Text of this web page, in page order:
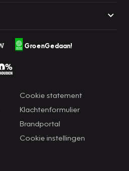
GroenGedaan!
Cookie statement
Klachtenformulier
Brandportal
Cookie instellingen